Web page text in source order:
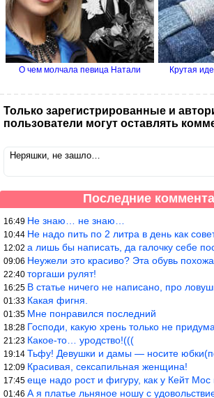
О чем молчала певица Натали Крутая
Только зарегистрированные и
пользователи могут оставлять
Неряшки, не зашло…
Последние
16:49 Не знаю… не знаю…
10:44 Не надо пить по 2 литра в день как
12:02 а лишь бы написать, да галочку себе
09:06 Неужели это красиво? Эта обувь похожа на
22:40 торгаши рулят!
16:25 В статье ничего не написано, про ловушки при
01:33 Какая фигня.
01:35 Мне понравился последний
18:28 Господи, какую хрень только не придумают,
21:23 Какое-то… уродство!(((
19:14 Тьфу! Девушки и дамы — носите
12:09 Красивая, сексапильная женщина!
17:45 еще надо рост и фигуру, как у Кейт Мос в
01:46 А я платье льняное ношу с